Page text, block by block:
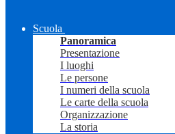
Scuola
Panoramica
Presentazione
I luoghi
Le persone
I numeri della scuola
Le carte della scuola
Organizzazione
La storia